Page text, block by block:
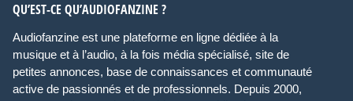
QU’EST-CE QU’AUDIOFANZINE ?
Audiofanzine est une plateforme en ligne dédiée à la
musique et à l’audio, à la fois média spécialisé, site de
petites annonces, base de connaissances et communauté
active de passionnés et de professionnels. Depuis 2000,